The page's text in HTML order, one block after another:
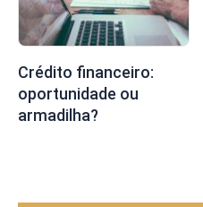
Crédito financeiro:
oportunidade ou
armadilha?